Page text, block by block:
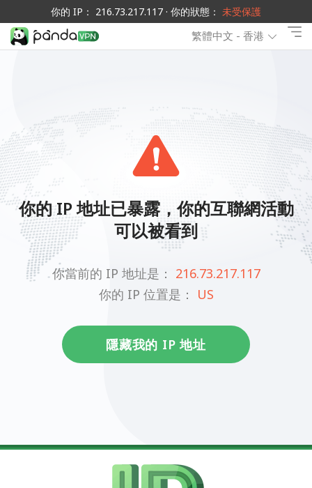
你的 IP： 216.73.217.117 · 你的狀態： 未受保護
繁體中文 - 香港
你的 IP 地址已暴露，你的互聯網活動
可以被看到
你當前的 IP 地址是： 216.73.217.117
你的 IP 位置是：
US
隱藏我的 IP 地址